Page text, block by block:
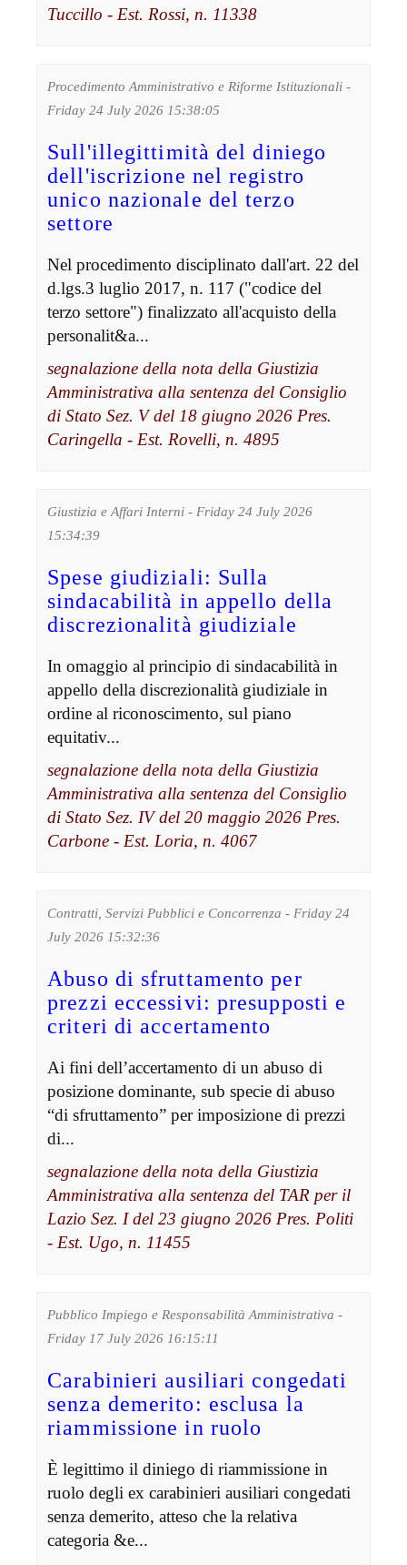
Tuccillo - Est. Rossi, n. 11338
Procedimento Amministrativo e Riforme Istituzionali -
Friday 24 July 2026 15:38:05
Sull'illegittimità del diniego
dell'iscrizione nel registro
unico nazionale del terzo
settore
Nel procedimento disciplinato dall'art. 22 del
d.lgs.3 luglio 2017, n. 117 ("codice del
terzo settore") finalizzato all'acquisto della
personalit&a...
segnalazione della nota della Giustizia
Amministrativa alla sentenza del Consiglio
di Stato Sez. V del 18 giugno 2026 Pres.
Caringella - Est. Rovelli, n. 4895
Giustizia e Affari Interni - Friday 24 July 2026
15:34:39
Spese giudiziali: Sulla
sindacabilità in appello della
discrezionalità giudiziale
In omaggio al principio di sindacabilità in
appello della discrezionalità giudiziale in
ordine al riconoscimento, sul piano
equitativ...
segnalazione della nota della Giustizia
Amministrativa alla sentenza del Consiglio
di Stato Sez. IV del 20 maggio 2026 Pres.
Carbone - Est. Loria, n. 4067
Contratti, Servizi Pubblici e Concorrenza - Friday 24
July 2026 15:32:36
Abuso di sfruttamento per
prezzi eccessivi: presupposti e
criteri di accertamento
Ai fini dell’accertamento di un abuso di
posizione dominante, sub specie di abuso
“di sfruttamento” per imposizione di prezzi
di...
segnalazione della nota della Giustizia
Amministrativa alla sentenza del TAR per il
Lazio Sez. I del 23 giugno 2026 Pres. Politi
- Est. Ugo, n. 11455
Pubblico Impiego e Responsabilità Amministrativa -
Friday 17 July 2026 16:15:11
Carabinieri ausiliari congedati
senza demerito: esclusa la
riammissione in ruolo
È legittimo il diniego di riammissione in
ruolo degli ex carabinieri ausiliari congedati
senza demerito, atteso che la relativa
categoria &e...